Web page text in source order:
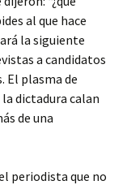
al que hace
la siguiente
a candidatos
El plasma de
dictadura calan
de una
periodista que no